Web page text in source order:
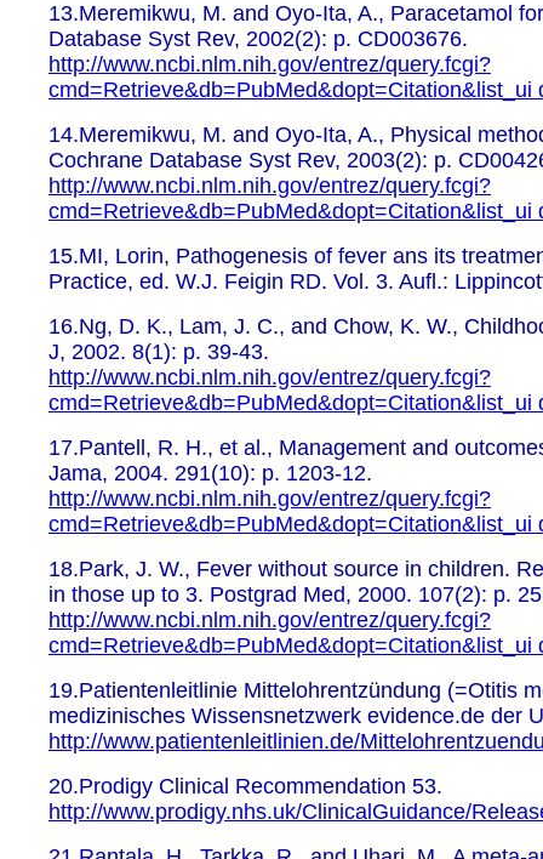
13.Meremikwu, M. and Oyo-Ita, A., Paracetamol
Database Syst Rev, 2002(2): p. CD003676.
http://www.ncbi.nlm.nih.gov/entrez/query.fcgi?
cmd=Retrieve&db=PubMed&dopt=Citation&list_ui
14.Meremikwu, M. and Oyo-Ita, A., Physical
Cochrane Database Syst Rev, 2003(2): p.
http://www.ncbi.nlm.nih.gov/entrez/query.fcgi?
cmd=Retrieve&db=PubMed&dopt=Citation&list_ui
15.MI, Lorin, Pathogenesis of fever ans its
Practice, ed. W.J. Feigin RD. Vol. 3. Aufl.:
16.Ng, D. K., Lam, J. C., and Chow, K. W.,
J, 2002. 8(1): p. 39-43.
http://www.ncbi.nlm.nih.gov/entrez/query.fcgi?
cmd=Retrieve&db=PubMed&dopt=Citation&list_ui
17.Pantell, R. H., et al., Management and
Jama, 2004. 291(10): p. 1203-12.
http://www.ncbi.nlm.nih.gov/entrez/query.fcgi?
cmd=Retrieve&db=PubMed&dopt=Citation&list_ui
18.Park, J. W., Fever without source in children.
in those up to 3. Postgrad Med, 2000. 107(2): p.
http://www.ncbi.nlm.nih.gov/entrez/query.fcgi?
cmd=Retrieve&db=PubMed&dopt=Citation&list_ui
19.Patientenleitlinie Mittelohrentzündung (=Otitis
medizinisches Wissensnetzwerk evidence.de der
http://www.patientenleitlinien.de/
20.Prodigy Clinical Recommendation 53.
http://www.prodigy.nhs.uk/ClinicalGuidance/